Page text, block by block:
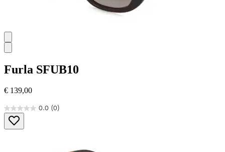
Furla SFUB10
€ 139,00
0.0 (0)
0.0
von
5